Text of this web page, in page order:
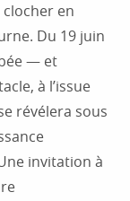
en
Du 19 juin
— et
à l’issue
révélera sous
invitation à